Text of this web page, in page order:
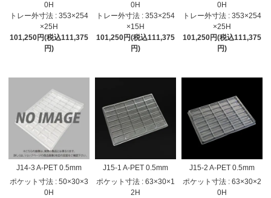
0H
トレー外寸法 : 353×254
×25H
101,250円(税込111,375
円)
0H
トレー外寸法 : 353×254
×15H
101,250円(税込111,375
円)
0H
トレー外寸法 : 353×254
×25H
101,250円(税込111,375
円)
J14-3 A-PET 0.5mm
ポケット寸法 : 50×30×3
0H
J15-1 A-PET 0.5mm
ポケット寸法 : 63×30×1
2H
J15-2 A-PET 0.5mm
ポケット寸法 : 63×30×2
0H